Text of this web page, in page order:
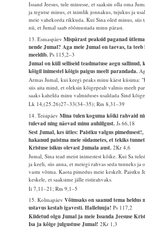
Issand Jeesus, tule minusse, et saaksin olla oma
ja tegutse minus, et inimlik jonnakus, tujukus ja
meie vahekorda rikkuda. Kui Sina oled minus, siis
nii, et Jumal saab rõõmustada minu pärast.
13. EsmaspäevMispärast peaksid paganad
nende Jumal? Aga meie Jumal on taevas, ta
meeldib.Ps 115,2–3
Jumal on küll selliseid teadmatuse aegu sallinud,
kõigil inimestel kõigis paigus meelt parandada.
Armas Jumal, kui keegi peaks minu käest küsima:
siis aita mind, et oleksin kõigepealt valmis meelt
saaks kahelda minu valmiduses usaldada Sind
Lk 14,(25.26)27–33(34–35); Rm 8,31–39
14. TeisipäevMina tulen koguma kõiki rahvaid
tulevad ning näevad minu auhiilgust.Js 66,18
Sest Jumal, kes ütles: Paistku valgus pimedusest!,
hakanud paistma meie südametes, et tekiks
Kristuse isikus olevast Jumala aust.2Kr 4,6
Jumal, Sina tead meist inimestest kõike. Kui Sa
ja keeli, siis anna, et meiegi rahvas seda tunneks ja
vastu võtma. Kaota pimedus meie keskelt. Paistku
keskele, et saaksime jälle ristirahvaks.
Ii 7,11–21; Rm 9,1–5
15. KolmapäevVõimsaks on saanud tema heldus
ustavus kestab igavesti. Halleluuja!Ps 117,2
Kiidetud olgu Jumal ja meie Issanda Jeesuse
Isa ja kõige julgustuse Jumal!2Kr 1,3